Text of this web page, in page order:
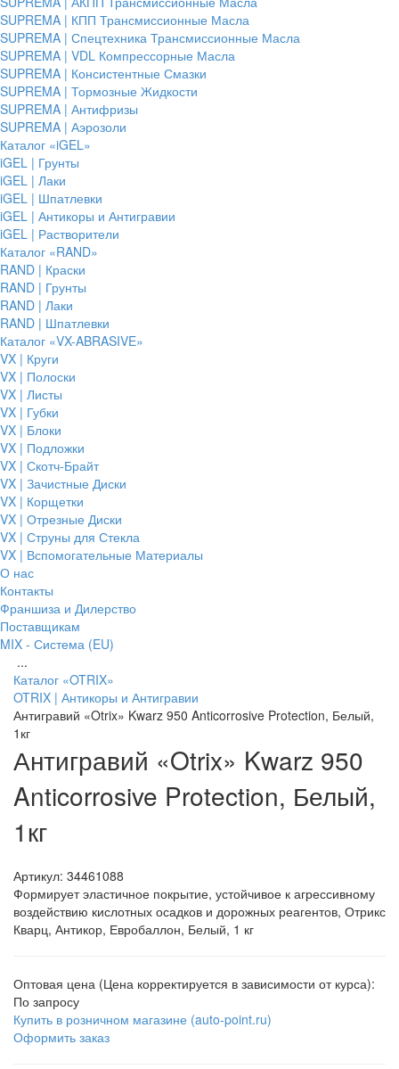
SUPREMA | КПП Трансмиссионные Масла
SUPREMA | Спецтехника Трансмиссионные Масла
SUPREMA | VDL Компрессорные Масла
SUPREMA | Консистентные Смазки
SUPREMA | Тормозные Жидкости
SUPREMA | Антифризы
SUPREMA | Аэрозоли
Каталог «iGEL»
iGEL | Грунты
iGEL | Лаки
iGEL | Шпатлевки
iGEL | Антикоры и Антигравии
iGEL | Растворители
Каталог «RAND»
RAND | Краски
RAND | Грунты
RAND | Лаки
RAND | Шпатлевки
Каталог «VX-ABRASIVE»
VX | Круги
VX | Полоски
VX | Листы
VX | Губки
VX | Блоки
VX | Подложки
VX | Скотч-Брайт
VX | Зачистные Диски
VX | Корщетки
VX | Отрезные Диски
VX | Струны для Стекла
VX | Вспомогательные Материалы
О нас
Контакты
Франшиза и Дилерство
Поставщикам
MIX - Система (EU)
...
Каталог «OTRIX»
OTRIX | Антикоры и Антигравии
Антигравий «Otrix» Kwarz 950 Anticorrosive Protection, Белый,
1кг
Антигравий «Otrix» Kwarz 950
Anticorrosive Protection, Белый,
1кг
Артикул: 34461088
Формирует эластичное покрытие, устойчивое к агрессивному
воздействию кислотных осадков и дорожных реагентов, Отрикс
Кварц, Антикор, Евробаллон, Белый, 1 кг
Оптовая цена (Цена корректируется в зависимости от курса):
По запросу
Купить в розничном магазине (auto-point.ru)
Оформить заказ